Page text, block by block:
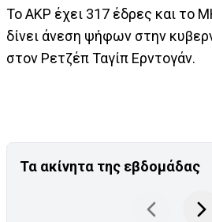
Το ΑΚΡ έχει 317 έδρες και το
δίνει άνεση ψήφων στην
στον Ρετζέπ Ταγίπ Ερντογάν.
Τα ακίνητα της εβδομάδας